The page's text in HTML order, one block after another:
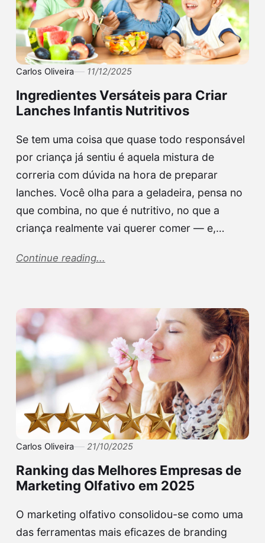
Carlos Oliveira 11/12/2025
Ingredientes Versáteis para Criar
Lanches Infantis Nutritivos
Se tem uma coisa que quase todo responsável
por criança já sentiu é aquela mistura de
correria com dúvida na hora de preparar
lanches. Você olha para a geladeira, pensa no
que combina, no que é nutritivo, no que a
criança realmente vai querer comer — e,…
Continue reading...
Carlos Oliveira 21/10/2025
Ranking das Melhores Empresas de
Marketing Olfativo em 2025
O marketing olfativo consolidou-se como uma
das ferramentas mais eficazes de branding